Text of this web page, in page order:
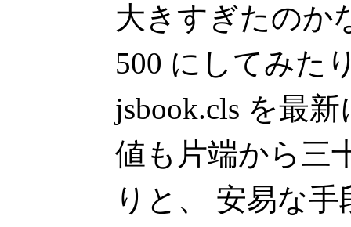
大きすぎたのか
500 にしてみた
jsbook.cls を最
値も片端から三
りと、 安易な